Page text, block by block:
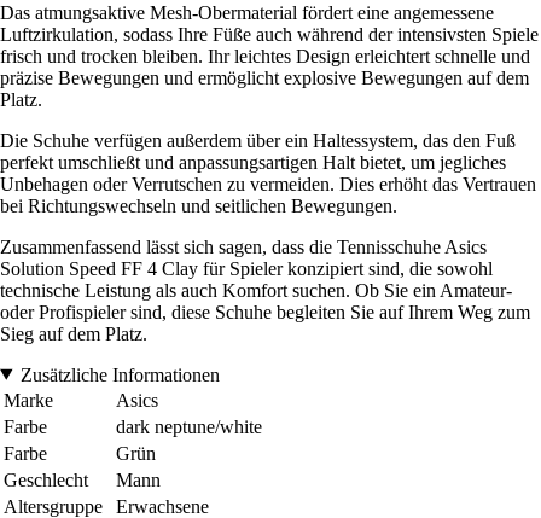
Das atmungsaktive Mesh-Obermaterial fördert eine angemessene
Luftzirkulation, sodass Ihre Füße auch während der intensivsten Spiele
frisch und trocken bleiben. Ihr leichtes Design erleichtert schnelle und
präzise Bewegungen und ermöglicht explosive Bewegungen auf dem
Platz.
Die Schuhe verfügen außerdem über ein Haltessystem, das den Fuß
perfekt umschließt und anpassungsartigen Halt bietet, um jegliches
Unbehagen oder Verrutschen zu vermeiden. Dies erhöht das Vertrauen
bei Richtungswechseln und seitlichen Bewegungen.
Zusammenfassend lässt sich sagen, dass die Tennisschuhe Asics
Solution Speed FF 4 Clay für Spieler konzipiert sind, die sowohl
technische Leistung als auch Komfort suchen. Ob Sie ein Amateur-
oder Profispieler sind, diese Schuhe begleiten Sie auf Ihrem Weg zum
Sieg auf dem Platz.
Zusätzliche Informationen
Marke
Asics
Farbe
dark neptune/white
Farbe
Grün
Geschlecht
Mann
Altersgruppe
Erwachsene